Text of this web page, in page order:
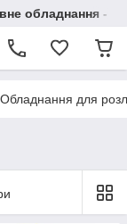
обладнання - в
Обладнання для